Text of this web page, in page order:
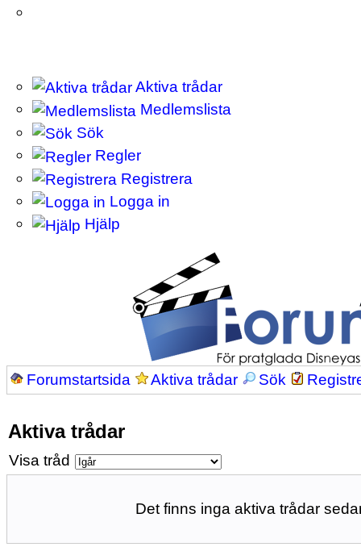
Aktiva trådar
Medlemslista
Sök
Regler
Registrera
Logga in
Hjälp
Forumstartsida Aktiva trådar Sök
Aktiva trådar
Visa tråd
Det finns inga aktiva trådar